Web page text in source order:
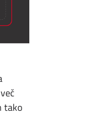
tako